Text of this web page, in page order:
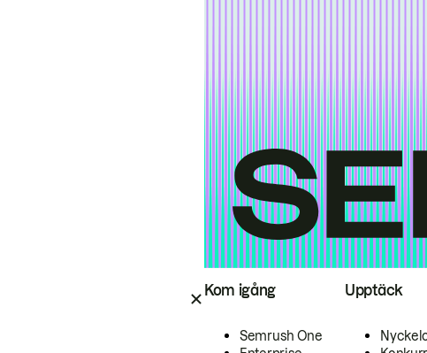
Kom igång
Semrush One
Upptäck